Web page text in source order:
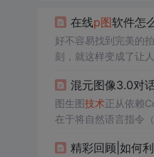
在线p图软件怎
好不容易找到完美的
刻，就这样变成了让
件，使用各种工具对
最适合的。
混元图像3.0对
图生图技术正从依赖
在于将自然语言指令
槛，支撑电商批量出
精彩回顾|如何